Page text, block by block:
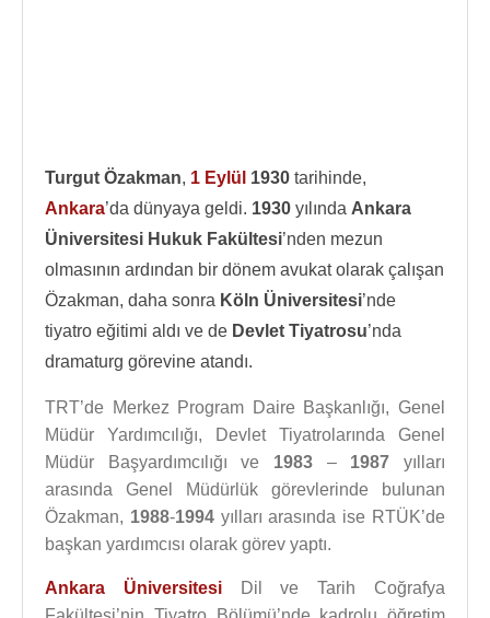
Turgut Özakman, 1 Eylül 1930 tarihinde,
Ankara’da dünyaya geldi. 1930 yılında Ankara
Üniversitesi Hukuk Fakültesi’nden mezun
olmasının ardından bir dönem avukat olarak çalışan
Özakman, daha sonra Köln Üniversitesi’nde
tiyatro eğitimi aldı ve de Devlet Tiyatrosu’nda
dramaturg görevine atandı.
TRT’de Merkez Program Daire Başkanlığı, Genel
Müdür Yardımcılığı, Devlet Tiyatrolarında Genel
Müdür Başyardımcılığı ve 1983 – 1987 yılları
arasında Genel Müdürlük görevlerinde bulunan
Özakman, 1988-1994yılları arasında ise RTÜK’de
başkan yardımcısı olarak görev yaptı.
Ankara ÜniversitesiDil ve Tarih Coğrafya